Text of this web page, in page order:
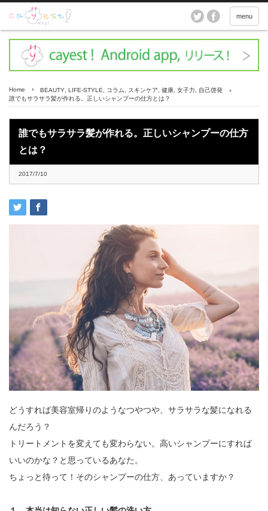
menu
Home BEAUTY LIFE-STYLE コラム スキンケア 健康 女子力
自己啓発
誰でもサラサラ髪が作れる。正しいシャンプーの仕方とは？
誰でもサラサラ髪が作れる。正しいシャンプーの仕方
とは？
2017/7/10
どうすれば美容室帰りのようなつやつや、サラサラな髪になれる
んだろう？
トリートメントを変えても変わらない。高いシャンプーにすれば
いいのかな？と思っているあなた。
ちょっと待って！そのシャンプーの仕方、あっていますか？